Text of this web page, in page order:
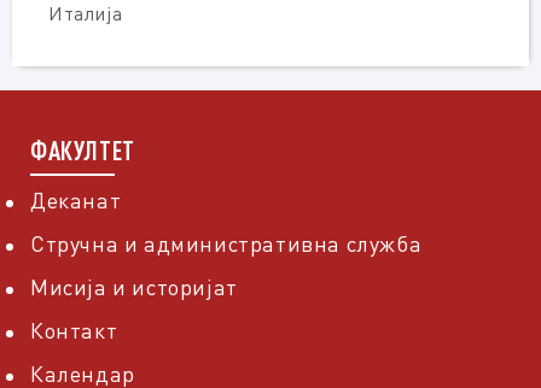
Италија
ФАКУЛТЕТ
Деканат
Стручна и административна служба
Мисија и историјат
Контакт
Календар